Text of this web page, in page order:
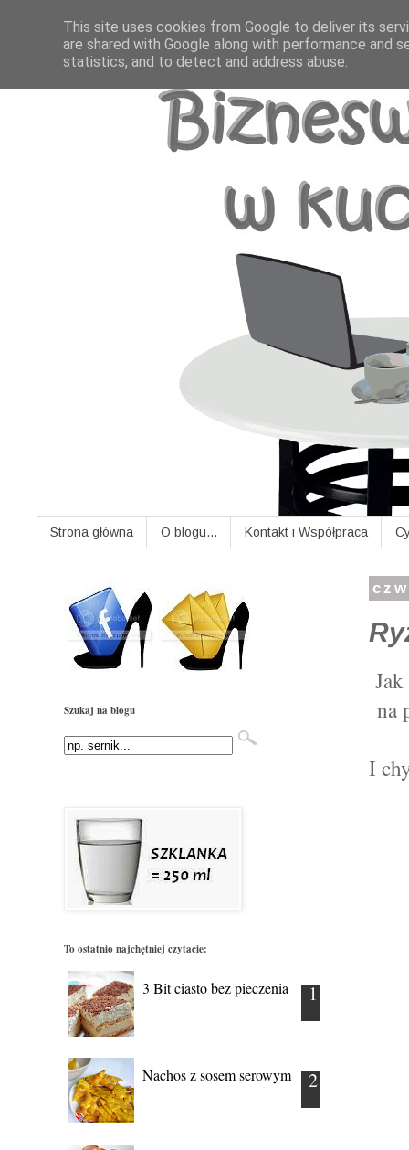
Strona główna O blogu... Kontakt i Współpraca
na
I
Szukaj na blogu
To ostatnio najchętniej czytacie:
3 Bit ciasto bez pieczenia
Nachos z sosem serowym
This site uses cookies from Google to deliver its
are shared with Google along with performance and
statistics, and to detect and address abuse.